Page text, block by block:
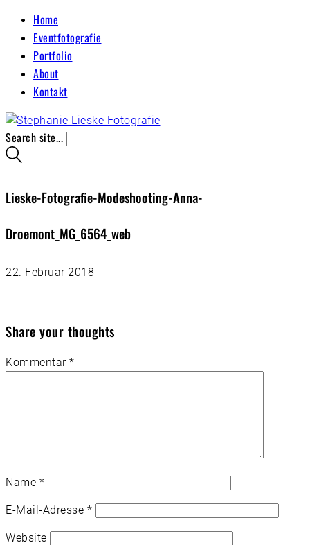
Home
Eventfotografie
Portfolio
About
Kontakt
Search site...
Lieske-Fotografie-Modeshooting-Anna-
Droemont_MG_6564_web
22. Februar 2018
Share your thoughts
Kommentar *
Name *
E-Mail-Adresse *
Website